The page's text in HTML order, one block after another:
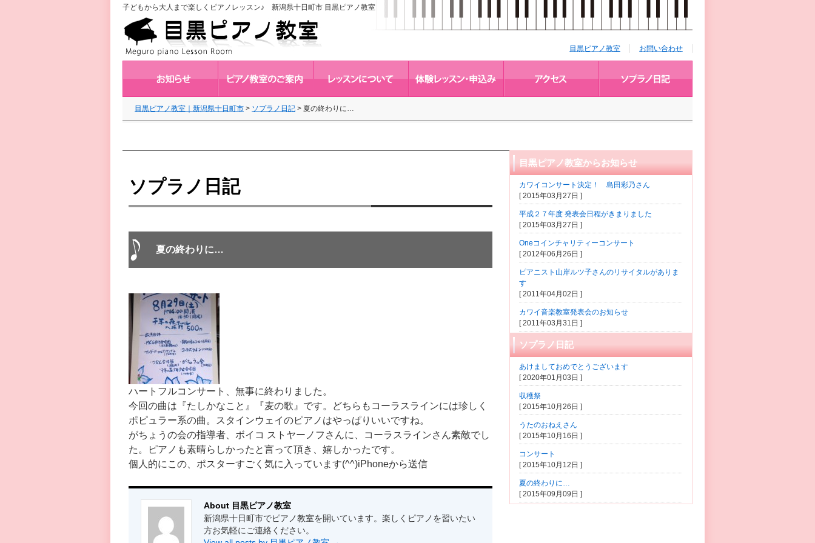
子どもから大人まで楽しくピアノレッスン♪ 新潟県十日町市 目黒ピアノ教室
目黒ピアノ教室 お問い合わせ
目黒ピアノ教室｜新潟県十日町市 > ソプラノ日記 > 夏の終わりに…
ソプラノ日記
夏の終わりに…
ハートフルコンサート、無事に終わりました。
今回の曲は『たしかなこと』『麦の歌』です。どちらもコーラスラインには珍しく
ポピュラー系の曲。スタインウェイのピアノはやっぱりいいですね。
がちょうの会の指導者、ボイコ ストヤーノフさんに、コーラスラインさん素敵でし
た。ピアノも素晴らしかったと言って頂き、嬉しかったです。
個人的にこの、ポスターすごく気に入っています(^^)iPhoneから送信
About 目黒ピアノ教室
新潟県十日町市でピアノ教室を開いています。楽しくピアノを習いたい
方お気軽にご連絡ください。
目黒ピアノ教室からお知らせ
カワイコンサート決定！ 島田彩乃さん
[ 2015年03月27日 ]
平成２７年度 発表会日程がきまりました
[ 2015年03月27日 ]
Oneコインチャリティーコンサート
[ 2012年06月26日 ]
ピアニスト山岸ルツ子さんのリサイタルがありま
す
[ 2011年04月02日 ]
カワイ音楽教室発表会のお知らせ
[ 2011年03月31日 ]
ソプラノ日記
あけましておめでとうございます
[ 2020年01月03日 ]
収穫祭
[ 2015年10月26日 ]
うたのおねえさん
[ 2015年10月16日 ]
コンサート
[ 2015年10月12日 ]
夏の終わりに…
[ 2015年09月09日 ]